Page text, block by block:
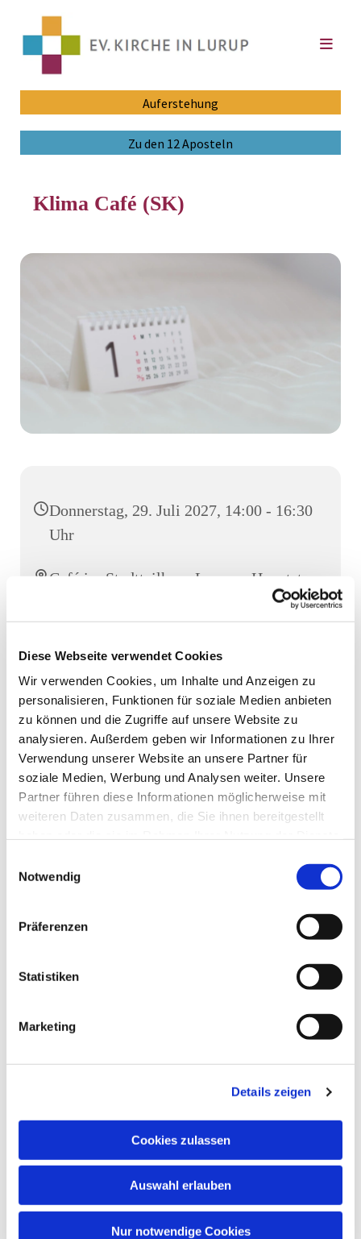
Diese Webseite verwendet Cookies
Wir verwenden Cookies, um Inhalte und Anzeigen zu
personalisieren, Funktionen für soziale Medien anbieten
zu können und die Zugriffe auf unsere Website zu
analysieren. Außerdem geben wir Informationen zu Ihrer
Verwendung unserer Website an unsere Partner für
soziale Medien, Werbung und Analysen weiter. Unsere
Partner führen diese Informationen möglicherweise mit
weiteren Daten zusammen, die Sie ihnen bereitgestellt
Notwendig
Präferenzen
Statistiken
Marketing
Details zeigen
Cookies zulassen
Auswahl erlauben
Nur notwendige Cookies
Auferstehung
Zu den 12 Aposteln
Klima Café (SK)
Donnerstag, 29. Juli 2027, 14:00 - 16:30
Uhr
Café im Stadtteilhaus Luruper Hauptstr.
155, Luruper Hauptstr. 155, 22547
Hamburg